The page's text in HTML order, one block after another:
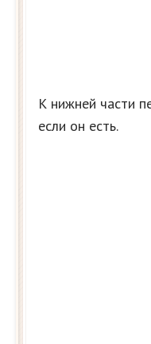
К нижней части
если он есть.